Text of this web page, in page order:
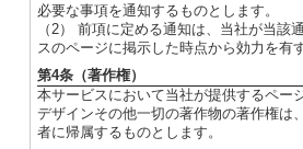
必要な事項を通知するものとします。
（2） 前項に定める通知は、当社が当該
スのページに掲示した時点から効力を有
第4条（著作権）
本サービスにおいて当社が提供するペー
デザインその他一切の著作物の著作権は
者に帰属するものとします。